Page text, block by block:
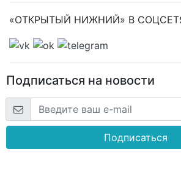
«ОТКРЫТЫЙ НИЖНИЙ» В
Подписаться на новости
Подписаться